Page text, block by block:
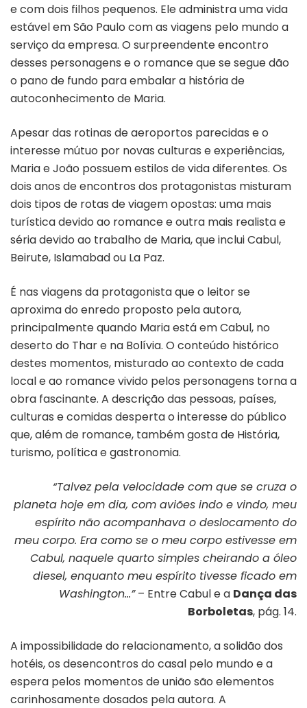
e com dois filhos pequenos. Ele administra uma vida
estável em São Paulo com as viagens pelo mundo a
serviço da empresa. O surpreendente encontro
desses personagens e o romance que se segue dão
o pano de fundo para embalar a história de
autoconhecimento de Maria.
Apesar das rotinas de aeroportos parecidas e o
interesse mútuo por novas culturas e experiências,
Maria e João possuem estilos de vida diferentes. Os
dois anos de encontros dos protagonistas misturam
dois tipos de rotas de viagem opostas: uma mais
turística devido ao romance e outra mais realista e
séria devido ao trabalho de Maria, que inclui Cabul,
Beirute, Islamabad ou La Paz.
É nas viagens da protagonista que o leitor se
aproxima do enredo proposto pela autora,
principalmente quando Maria está em Cabul, no
deserto do Thar e na Bolívia. O conteúdo histórico
destes momentos, misturado ao contexto de cada
local e ao romance vivido pelos personagens torna a
obra fascinante. A descrição das pessoas, países,
culturas e comidas desperta o interesse do público
que, além de romance, também gosta de História,
turismo, política e gastronomia.
“Talvez pela velocidade com que se cruza o
planeta hoje em dia, com aviões indo e vindo, meu
espírito não acompanhava o deslocamento do
meu corpo. Era como se o meu corpo estivesse em
Cabul, naquele quarto simples cheirando a óleo
diesel, enquanto meu espírito tivesse ficado em
Washington…”– Entre Cabul e a Dança das
Borboletas, pág. 14.
A impossibilidade do relacionamento, a solidão dos
hotéis, os desencontros do casal pelo mundo e a
espera pelos momentos de união são elementos
carinhosamente dosados pela autora. A